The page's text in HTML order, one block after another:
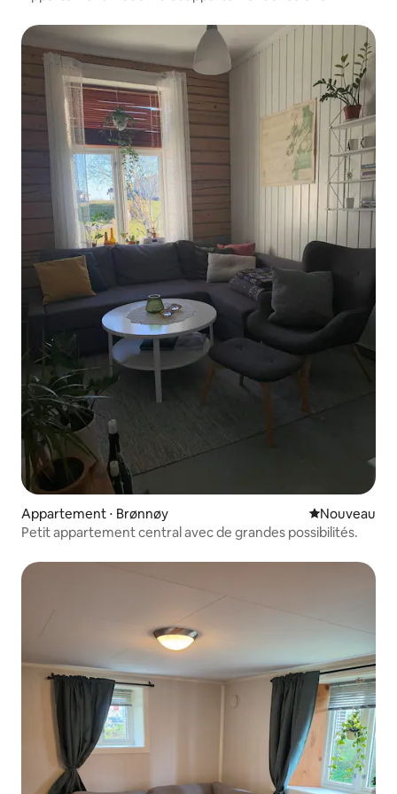
Appartement ⋅ Brønnøy Nouvel
Nouveau
Petit appartement central avec de grandes possibilités.